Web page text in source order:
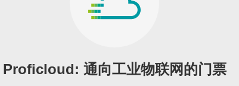
Proficloud: 通向工业物联网的门票